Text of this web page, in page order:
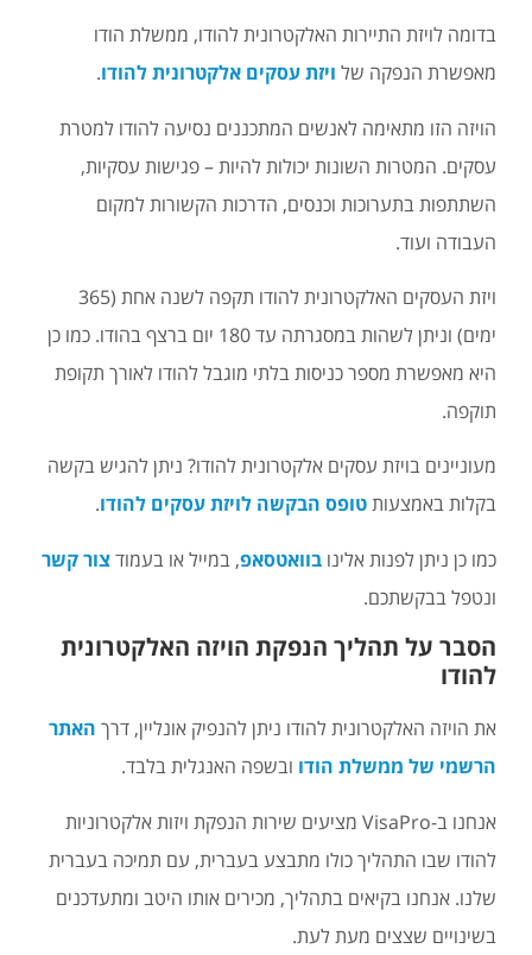
בדומה לויזת התיירות האלקטרונית להודו, ממשלת הודו
מאפשרת הנפקה של ויזת עסקים אלקטרונית להודו.
הויזה הזו מתאימה לאנשים המתכננים נסיעה להודו למטרת
עסקים. המטרות השונות יכולות להיות – פגישות עסקיות,
השתתפות בתערוכות וכנסים, הדרכות הקשורות למקום
העבודה ועוד.
ויזת העסקים האלקטרונית להודו תקפה לשנה אחת (365
ימים) וניתן לשהות במסגרתה עד 180 יום ברצף בהודו. כמו כן
היא מאפשרת מספר כניסות בלתי מוגבל להודו לאורך תקופת
תוקפה.
מעוניינים בויזת עסקים אלקטרונית להודו? ניתן להגיש בקשה
בקלות באמצעותטופס הבקשה לויזת עסקים להודו.
כמו כן ניתן לפנות אלינו בוואטסאפ, במייל או בעמודצור קשר
ונטפל בבקשתכם.
הסבר על תהליך הנפקת הויזה האלקטרונית
להודו
את הויזה האלקטרונית להודו ניתן להנפיק אונליין, דרך האתר
הרשמי של ממשלת הודו ובשפה האנגלית בלבד.
אנחנו ב-VisaPro מציעים שירות הנפקת ויזות אלקטרוניות
להודו שבו התהליך כולו מתבצע בעברית, עם תמיכה בעברית
שלנו. אנחנו בקיאים בתהליך, מכירים אותו היטב ומתעדכנים
בשינויים שצצים מעת לעת.